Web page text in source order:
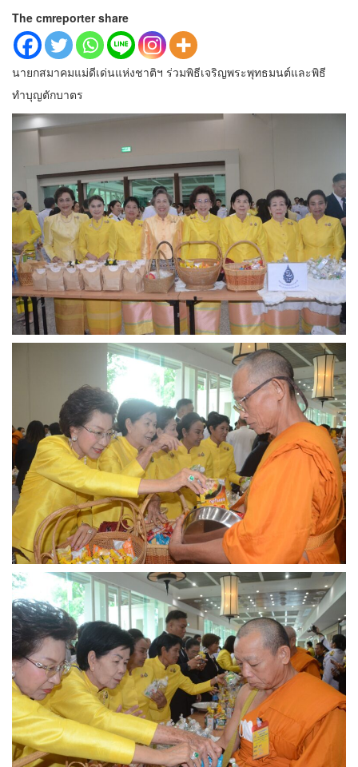
The cmreporter share
นายกสมาคมแม่ดีเด่นแห่งชาติฯ ร่วมพิธีเจริญพระพุทธมนต์และพิธี
ทำบุญตักบาตร